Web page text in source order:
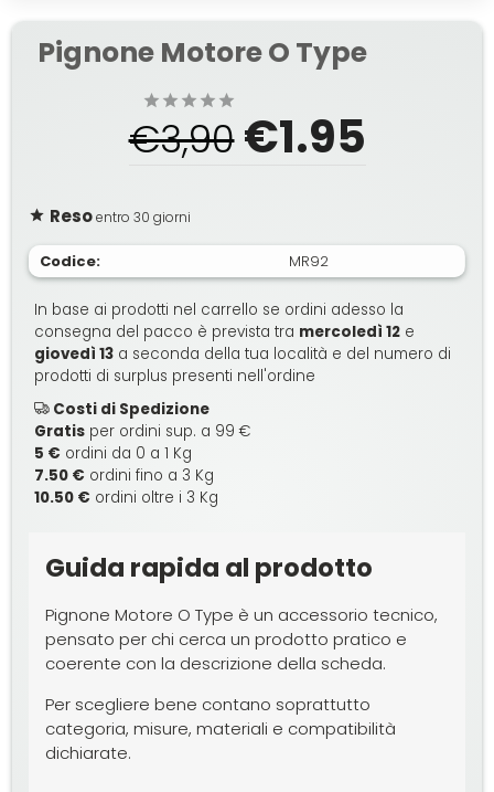
Pignone Motore O Type
€3,90€1.95
Resoentro 30 giorni
Codice: MR92
In base ai prodotti nel carrello se ordini adesso la
consegna del pacco è prevista tra mercoledì 12 e
giovedì 13 a seconda della tua località e del numero di
prodotti di surplus presenti nell'ordine
Costi di Spedizione
Gratis per ordini sup. a 99 €
5 € ordini da 0 a 1 Kg
7.50 € ordini fino a 3 Kg
10.50 € ordini oltre i 3 Kg
Guida rapida al prodotto
Pignone Motore O Type è un accessorio tecnico,
pensato per chi cerca un prodotto pratico e
coerente con la descrizione della scheda.
Per scegliere bene contano soprattutto
categoria, misure, materiali e compatibilità
dichiarate.